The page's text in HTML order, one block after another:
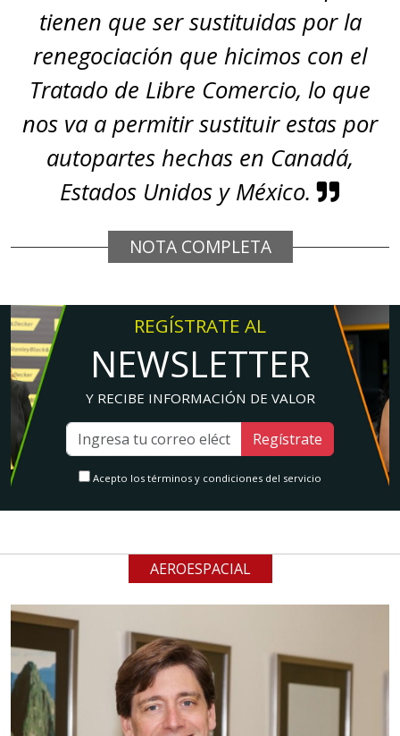
tienen que ser sustituidas por la
renegociación que hicimos con el
Tratado de Libre Comercio, lo que
nos va a permitir sustituir estas por
autopartes hechas en Canadá,
Estados Unidos y México.
NOTA COMPLETA
REGÍSTRATE AL
NEWSLETTER
Y RECIBE INFORMACIÓN DE VALOR
Regístrate
Acepto los términos y condiciones del servicio
AEROESPACIAL